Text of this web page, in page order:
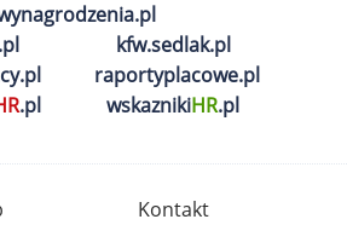
kfw.sedlak.pl
raportyplacowe.pl
.pl wskaznikiHR.pl
Kontakt